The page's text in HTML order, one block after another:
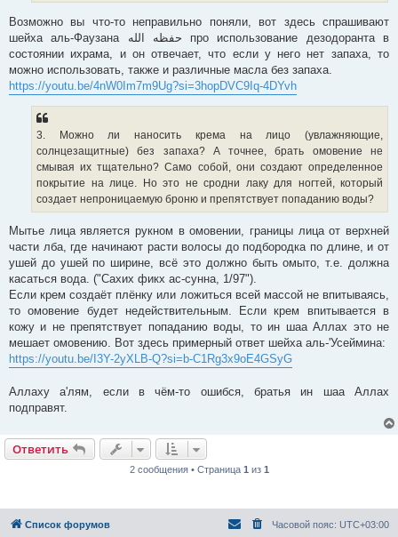
Возможно вы что-то неправильно поняли, вот здесь спрашивают
шейха аль-Фаузана حفظه الله про использование дезодоранта в
состоянии ихрама, и он отвечает, что если у него нет запаха, то
можно использовать, также и различные масла без запаха.
https://youtu.be/4nW0Im7m9Ug?si=3hopDVC9Iq-4DYvh
3. Можно ли наносить крема на лицо (увлажняющие,
солнцезащитные) без запаха? А точнее, брать омовение не
смывая их тщательно? Само собой, они создают определенное
покрытие на лице. Но это не сродни лаку для ногтей, который
создает непроницаемую броню и препятствует попаданию воды?
Мытье лица является рукном в омовении, границы лица от верхней
части лба, где начинают расти волосы до подбородка по длине, и от
ушей до ушей по ширине, всё это должно быть омыто, т.е. должна
касаться вода. ("Сахих фикх ас-сунна, 1/97").
Если крем создаёт плёнку или ложиться всей массой не впитываясь,
то омовение будет недействительным. Если крем впитывается в
кожу и не препятствует попаданию воды, то ин шаа Аллах это не
мешает омовению. Вот здесь примерный ответ шейха аль-'Усеймина:
https://youtu.be/I3Y-2yXLB-Q?si=b-C1Rg3x9oE4GSyG
Аллаху а'лям, если в чём-то ошибся, братья ин шаа Аллах
подправят.
Ответить
2 сообщения • Страница 1 из 1
Список форумов Часовой пояс: UTC+03:00